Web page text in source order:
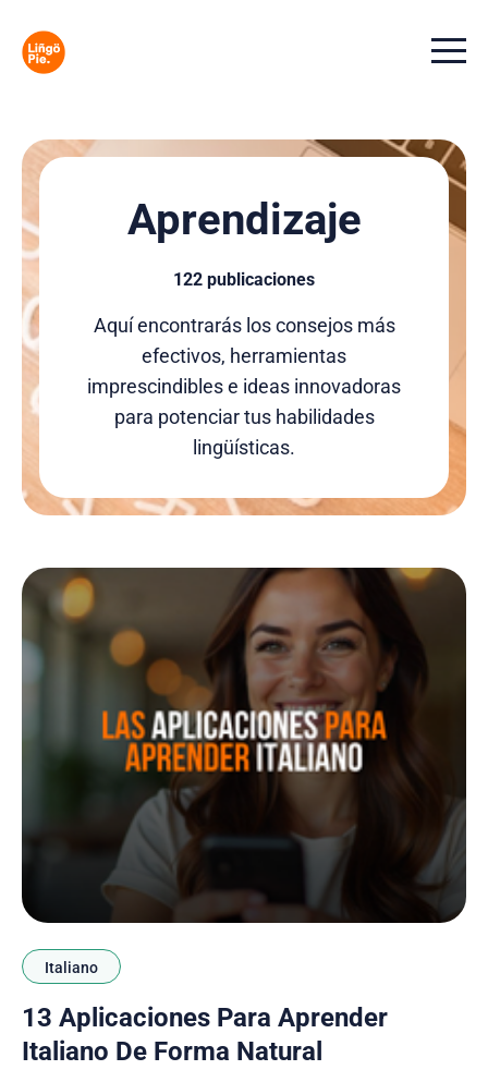
Menu
Aprendizaje
122 publicaciones
Aquí encontrarás los consejos más
efectivos, herramientas
imprescindibles e ideas innovadoras
para potenciar tus habilidades
lingüísticas.
Italiano
13 Aplicaciones Para Aprender
Italiano De Forma Natural